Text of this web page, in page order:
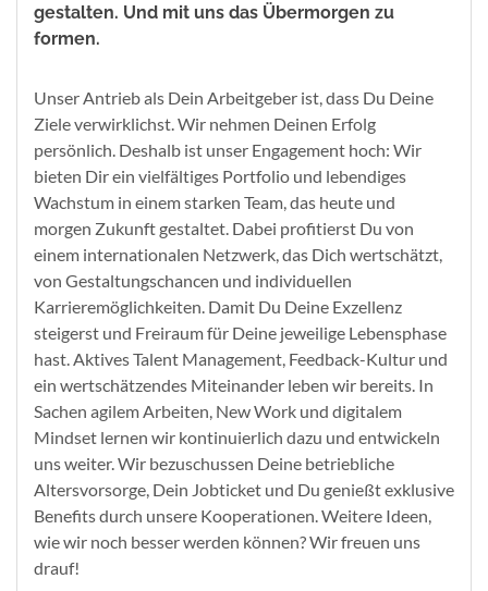
gestalten. Und mit uns das Übermorgen zu
formen.
Unser Antrieb als Dein Arbeitgeber ist, dass Du Deine
Ziele verwirklichst. Wir nehmen Deinen Erfolg
persönlich. Deshalb ist unser Engagement hoch: Wir
bieten Dir ein vielfältiges Portfolio und lebendiges
Wachstum in einem starken Team, das heute und
morgen Zukunft gestaltet. Dabei profitierst Du von
einem internationalen Netzwerk, das Dich wertschätzt,
von Gestaltungschancen und individuellen
Karrieremöglichkeiten. Damit Du Deine Exzellenz
steigerst und Freiraum für Deine jeweilige Lebensphase
hast. Aktives Talent Management, Feedback-Kultur und
ein wertschätzendes Miteinander leben wir bereits. In
Sachen agilem Arbeiten, New Work und digitalem
Mindset lernen wir kontinuierlich dazu und entwickeln
uns weiter. Wir bezuschussen Deine betriebliche
Altersvorsorge, Dein Jobticket und Du genießt exklusive
Benefits durch unsere Kooperationen. Weitere Ideen,
wie wir noch besser werden können? Wir freuen uns
drauf!